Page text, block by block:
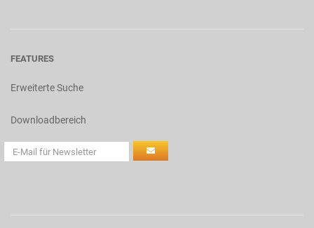
FEATURES
Erweiterte Suche
Downloadbereich